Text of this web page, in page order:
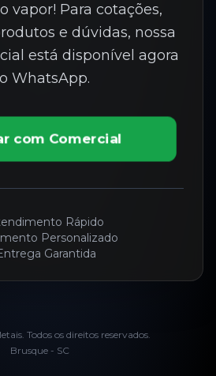
vapor! Para cotações,
e dúvidas, nossa
está disponível agora
WhatsApp.
com Comercial
Rápido
Personalizado
Garantida
Todos os direitos reservados.
Brusque - SC